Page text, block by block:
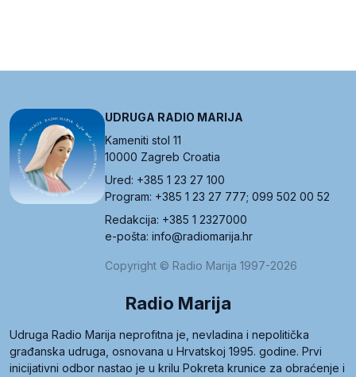
UDRUGA RADIO MARIJA
Kameniti stol 11
10000 Zagreb Croatia
Ured: +385 1 23 27 100
Program: +385 1 23 27 777; 099 502 00 52
Redakcija: +385 1 2327000
e-pošta: info@radiomarija.hr
Copyright © Radio Marija 1997-2026
Radio Marija
Udruga Radio Marija neprofitna je, nevladina i nepolitička
građanska udruga, osnovana u Hrvatskoj 1995. godine. Prvi
inicijativni odbor nastao je u krilu Pokreta krunice za obraćenje i